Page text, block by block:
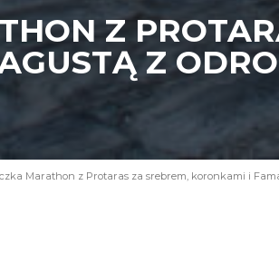
Z
Z
Marathon z Protaras za srebrem, koronkami i